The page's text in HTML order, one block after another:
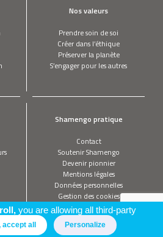
Nos valeurs
Prendre soin de soi
Créer dans l’éthique
Préserver la planète
S’engager pour les autres
Shamengo pratique
Contact
Soutenir Shamengo
Devenir pionnier
Mentions légales
Données personnelles
Gestion des cookies
you are allowing all third-party
accept all Personalize